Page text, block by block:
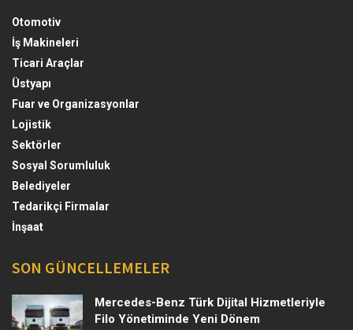
Otomotiv
İş Makineleri
Ticari Araçlar
Üstyapı
Fuar ve Organizasyonlar
Lojistik
Sektörler
Sosyal Sorumluluk
Belediyeler
Tedarikçi Firmalar
İnşaat
SON GÜNCELLEMELER
Mercedes-Benz Türk Dijital Hizmetleriyle
Filo Yönetiminde Yeni Dönem